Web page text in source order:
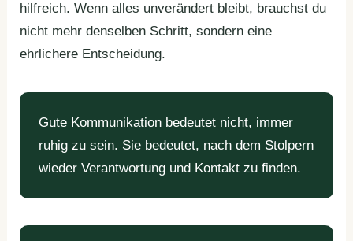
hilfreich. Wenn alles unverändert bleibt, brauchst du
nicht mehr denselben Schritt, sondern eine
ehrlichere Entscheidung.
Gute Kommunikation bedeutet nicht, immer
ruhig zu sein. Sie bedeutet, nach dem Stolpern
wieder Verantwortung und Kontakt zu finden.